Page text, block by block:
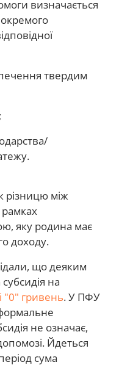
визначається
твердим
різницю між
рамках
яку родина має
доходу.
що деяким
на
"0" гривень. У ПФУ
не означає,
Йдеться
сума